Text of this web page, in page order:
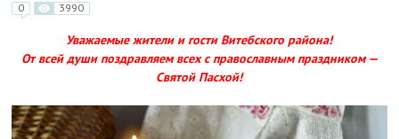
0 3990
Уважаемые жители и гости Витебского района!
От всей души поздравляем всех с православным праздником —
Святой Пасхой!